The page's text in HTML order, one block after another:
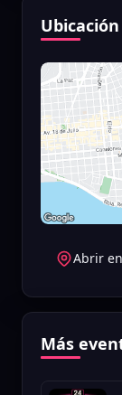
Ubicación
Abrir
Más